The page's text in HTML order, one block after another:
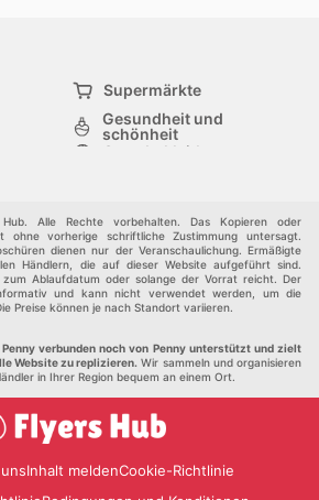
Supermärkte
Gesundheit und
schönheit
Sportbekleidung
Alle Rechte vorbehalten. Das Kopieren oder
ohne vorherige schriftliche Zustimmung untersagt.
dienen nur der Veranschaulichung. Ermäßigte
Händlern, die auf dieser Website aufgeführt sind.
Ablaufdatum oder solange der Vorrat reicht. Der
und kann nicht verwendet werden, um die
Preise können je nach Standort variieren.
verbunden noch von Penny unterstützt und zielt
Website zu replizieren. Wir sammeln und organisieren
in Ihrer Region bequem an einem Ort.
Inhalt meldenCookie-Richtlinie